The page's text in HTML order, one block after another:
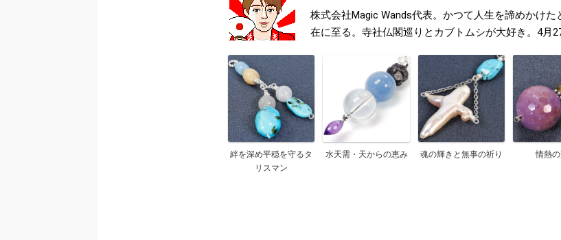
株式会社Magic Wands代表。かつて人生を諦めかけ
在に至る。寺社仏閣巡りとカブトムシが大好き。4月
絆を深め平穏を守るタ
リスマン
水天需・天からの恵み 魂の輝きと無事の祈り 情熱